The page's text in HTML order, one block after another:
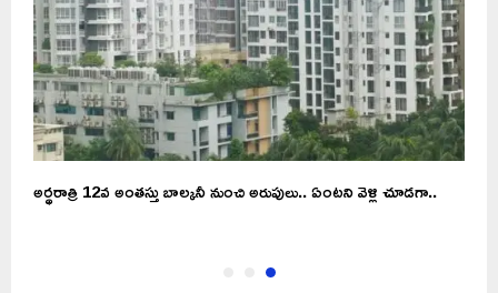
అర్థరాత్రి 12వ అంతస్తు బాల్కనీ నుంచి అరుపులు.. ఏంటని వెళ్లి చూడగా..